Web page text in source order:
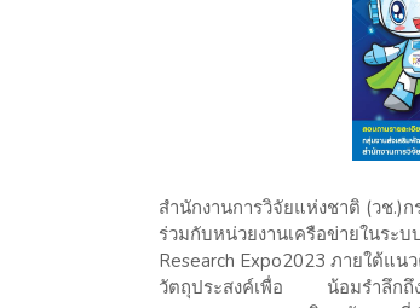
สำนักงานการวิจัยแห่งชาติ (วช.)
ร่วมกับหน่วยงานเครือข่ายในระ
Research Expo2023 ภายใต้แน
วัตถุประสงค์เพื่อ น้อมรำลึกถึง